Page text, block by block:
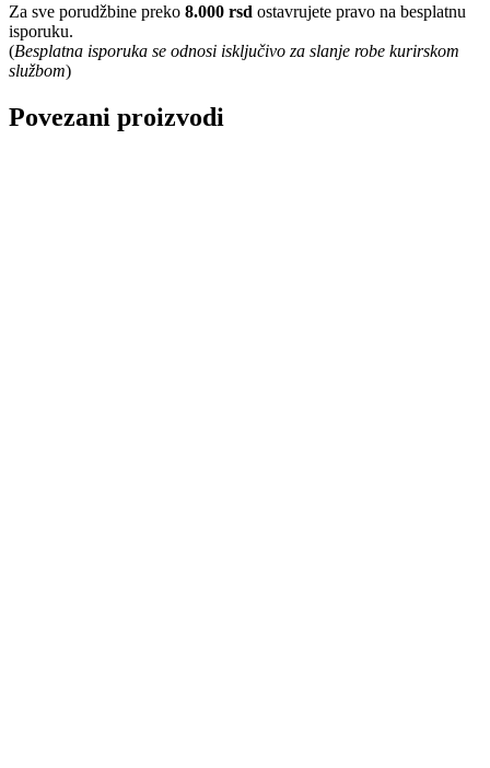
Za sve porudžbine preko 8.000 rsd ostavrujete pravo na besplatnu
isporuku.
(Besplatna isporuka se odnosi isključivo za slanje robe kurirskom
službom)
Povezani proizvodi